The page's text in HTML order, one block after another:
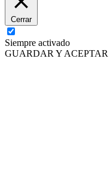
Cerrar
Siempre activado
GUARDAR Y ACEPTAR